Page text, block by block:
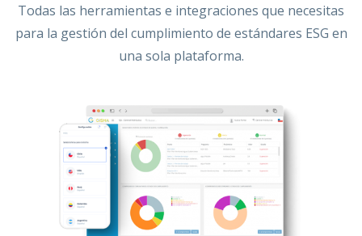
Todas las herramientas e integraciones que necesitas
para la gestión del cumplimiento de estándares ESG en
una sola plataforma.